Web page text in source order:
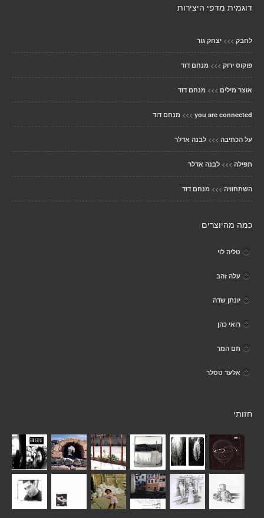
דוגמית מדפי היצירות
לחבק >>> יצחק גור
פוקוס ירוק >>> מנחם דוד
אוצר מילים >>> מנחם דוד
you are connected
>>> מנחם דוד
על הכתיבה >>> לבנה אדלר
תפילה >>> לבנה אדלר
השתחוויה >>> מנחם דוד
כמה מהיוצרים
טליה לוי
עלה זהב
יונתן שדה
רואי כהן
תם המר
אלעד טסלר
חזותי